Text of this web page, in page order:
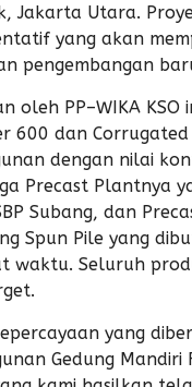
Jakarta Utara.
yang akan
pengembangan
oleh PP–WIKA KSO
600 dan Corrugated
dengan nilai
Precast Plantnya
Subang, dan
Spun Pile yang
waktu. Seluruh
yang
Gedung Mandiri